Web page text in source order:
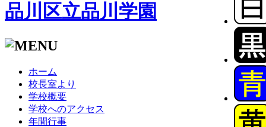
品川区立品川学園
ホーム
校長室より
学校概要
学校へのアクセス
年間行事